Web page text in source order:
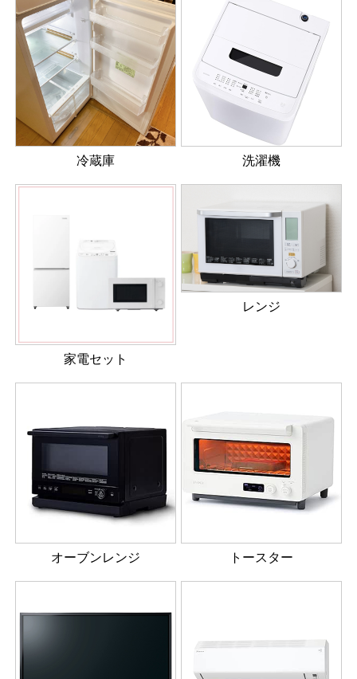
冷蔵庫 洗濯機
家電セット
レンジ
オーブンレンジ トースター